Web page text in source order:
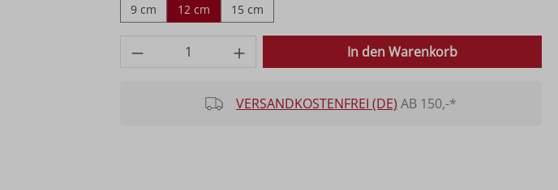
9 cm 12 cm 15 cm
Produkt Anzahl: Gib den gewünschten Wert
In den Warenkorb
VERSANDKOSTENFREI (DE) AB 150,-*